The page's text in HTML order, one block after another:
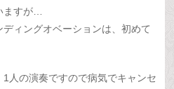
ますが…
ィングオベーションは、初めて
人の演奏ですので病気でキャンセ